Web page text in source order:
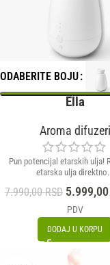
ODABERITE BOJU
Ella
Aroma difuzeri
Pun potencijal etarskih ulja!
etarska ulja
7.990,00RSD 5.999,00
PDV
DODAJ U KORPU